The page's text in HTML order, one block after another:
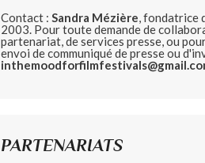
Contact : Sandra Mézière, fondatrice
2003. Pour toute demande de
partenariat, de services presse, ou
envoi de communiqué de presse ou
PARTENARIATS